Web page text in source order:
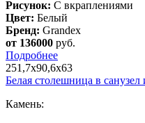
Рисунок: С вкраплениями
Цвет: Белый
Бренд: Grandex
от 136000 руб.
Подробнее
251,7х90,6х63
Белая столешница в санузел
Камень: